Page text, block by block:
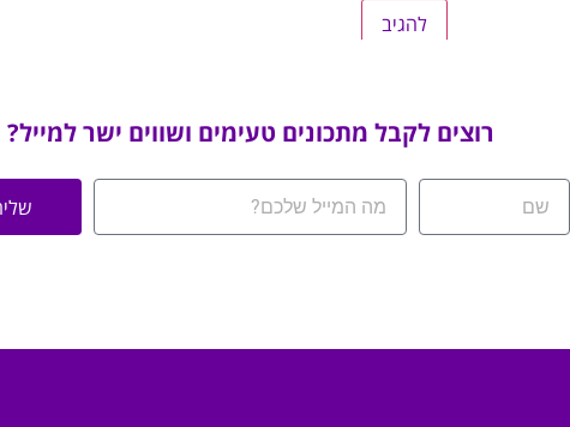
רוצים לקבל מתכונים טעימים ושווים ישר למייל?